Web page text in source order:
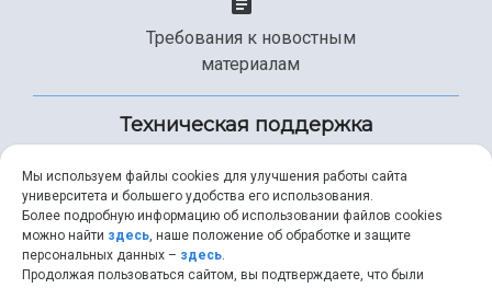
Требования к новостным
материалам
Техническая поддержка
+7 (846) 267-49-99
Мы используем файлы cookies для улучшения работы сайта
университета и большего удобства его использования.
Более подробную информацию об использовании файлов cookies
можно найти здесь, наше положение об обработке и защите
персональных данных – здесь.
Продолжая пользоваться сайтом, вы подтверждаете, что были